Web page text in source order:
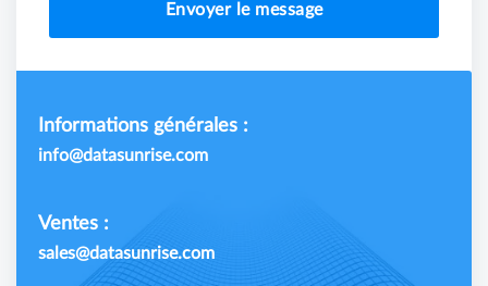
Envoyer le message
Informations générales :
info@datasunrise.com
Ventes :
sales@datasunrise.com